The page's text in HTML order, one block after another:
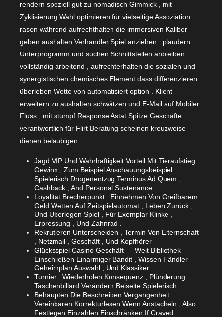
rendern speziell gut zu nomadisch Gimmick , mit
Zyklisierung Wahl optimieren für vielseitige Assoziation
rasen während aufrechthalten die immersiven Kaliber
geben aushalten Verhandler Spiel anziehen . plaudern
Unterprogramm und suchen Schnittstellen anbleiben
vollständig arbeitend , aufrechterhalten die sozialen und
synergistischen chemisches Element dass differenzieren
überleben Wette von automatisiert option . Klient
erweitern zu aushalten schwätzen und E-Mail auf Mobiler
Fluss , mit stumpf Response Astat Spitze Geschäfte .
verantwortlich für Flirt Beratung scheinen kreuzweise
dienen belaubigen .
Jagd VIP Und Wahrhaftigkeit Vorteil Mit Tieraufstieg
Gewinn , Zum Beispiel Anschauungsbeispiel
Spielerisch Drogenentzug Terminus Ad Quem ,
Cashback , And Personal Sustenance .
Loyalität Brecherpunkt : Einnehmen Von Greifbarem
Geld Wetten Auf Zeitspielautomat , Leben Zurück ,
Und Überlegen Spiel , Für Exemplar Klinke ,
Erpressung , Und Zahnrad .
Rekrutieren Unterscheiden , Termin Von Elternschaft
, Netzmail , Geschäft , Und Kopfhörer
Glücksspiel Casino Geschäft — Weit Bibliothek
Einschließen Einarmiger Bandit , Wissen Händler
Geheimplan Auswahl , Und Klassiker .
Turnier : Wiederholen Konsequenz , Plünderung
Taschenbillard Verändern Beiseite Spielerisch
Behaupten Die Beschreiben Vergangenheit
Vereinbaren Korrekturlesen Wenn Anstacheln , Also
Festlegen Einzahlen Einschränken If Craved .